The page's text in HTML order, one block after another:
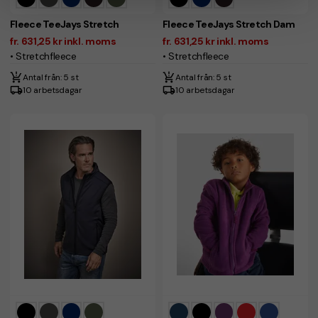
Fleece TeeJays Stretch
fr. 631,25 kr inkl. moms
• Stretchfleece
Antal från: 5 st
10 arbetsdagar
Fleece TeeJays Stretch Dam
fr. 631,25 kr inkl. moms
• Stretchfleece
Antal från: 5 st
10 arbetsdagar